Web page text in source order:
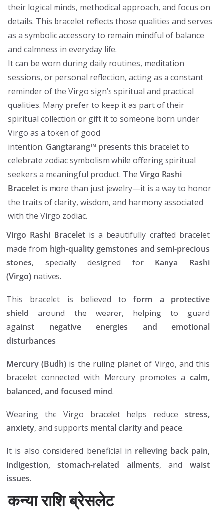
their logical minds, methodical approach, and focus on
details. This bracelet reflects those qualities and serves
as a symbolic accessory to remain mindful of balance
and calmness in everyday life.
It can be worn during daily routines, meditation
sessions, or personal reflection, acting as a constant
reminder of the Virgo sign’s spiritual and practical
qualities. Many prefer to keep it as part of their
spiritual collection or gift it to someone born under
Virgo as a token of good
intention. Gangtarang™ presents this bracelet to
celebrate zodiac symbolism while offering spiritual
seekers a meaningful product. The Virgo Rashi
Bracelet is more than just jewelry—it is a way to honor
the traits of clarity, wisdom, and harmony associated
with the Virgo zodiac.
Virgo Rashi Braceletis a beautifully crafted bracelet
made from high-quality gemstones and semi-precious
stones, specially designed for Kanya Rashi
(Virgo) natives.
This bracelet is believed toform a protective
shield around the wearer, helping to guard
against negative energies and emotional
disturbances.
Mercury (Budh) is the ruling planet of Virgo, and this
bracelet connected with Mercury promotes a calm,
balanced, and focused mind.
Wearing the Virgo bracelet helps reduce stress,
anxiety, and supports mental clarity and peace.
It is also considered beneficial in relieving back pain,
indigestion, stomach-related ailments, and waist
issues.
कन्या राशि ब्रेसलेट